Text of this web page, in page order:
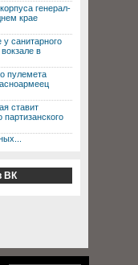
генерал-
крае
санитарного
в
пулемета
ставит
партизанского
ВК